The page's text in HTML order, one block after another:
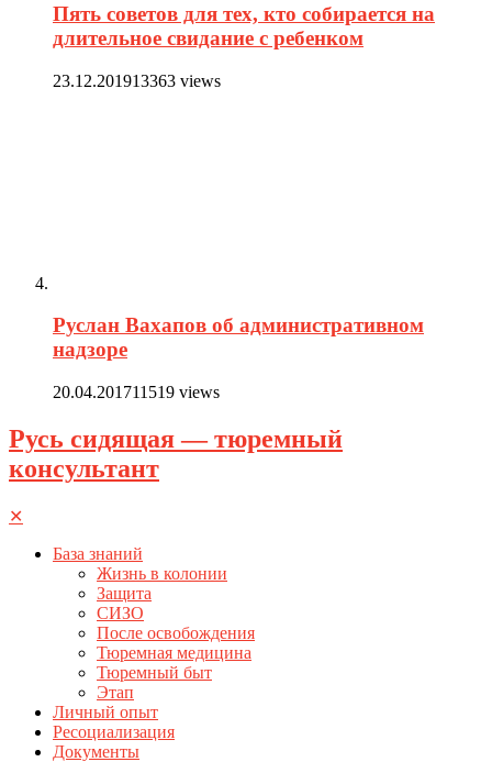
Пять советов для тех, кто собирается на
длительное свидание с ребенком
23.12.201913363 views
Руслан Вахапов об административном
надзоре
20.04.201711519 views
Русь сидящая — тюремный
консультант
✕
База знаний
Жизнь в колонии
Защита
СИЗО
После освобождения
Тюремная медицина
Тюремный быт
Этап
Личный опыт
Ресоциализация
Документы